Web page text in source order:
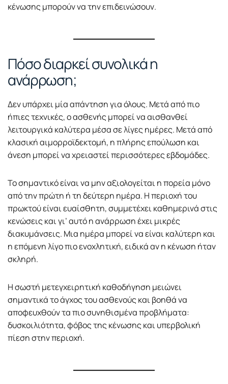
κένωσης μπορούν να την επιδεινώσουν.
Πόσο διαρκεί συνολικά η
ανάρρωση;
Δεν υπάρχει μία απάντηση για όλους. Μετά από πιο
ήπιες τεχνικές, ο ασθενής μπορεί να αισθανθεί
λειτουργικά καλύτερα μέσα σε λίγες ημέρες. Μετά από
κλασική αιμορροϊδεκτομή, η πλήρης επούλωση και
άνεση μπορεί να χρειαστεί περισσότερες εβδομάδες.
Το σημαντικό είναι να μην αξιολογείται η πορεία μόνο
από την πρώτη ή τη δεύτερη ημέρα. Η περιοχή του
πρωκτού είναι ευαίσθητη, συμμετέχει καθημερινά στις
κενώσεις και γι’ αυτό η ανάρρωση έχει μικρές
διακυμάνσεις. Μια ημέρα μπορεί να είναι καλύτερη και
η επόμενη λίγο πιο ενοχλητική, ειδικά αν η κένωση ήταν
σκληρή.
Η σωστή μετεγχειρητική καθοδήγηση μειώνει
σημαντικά το άγχος του ασθενούς και βοηθά να
αποφευχθούν τα πιο συνηθισμένα προβλήματα:
δυσκοιλιότητα, φόβος της κένωσης και υπερβολική
πίεση στην περιοχή.